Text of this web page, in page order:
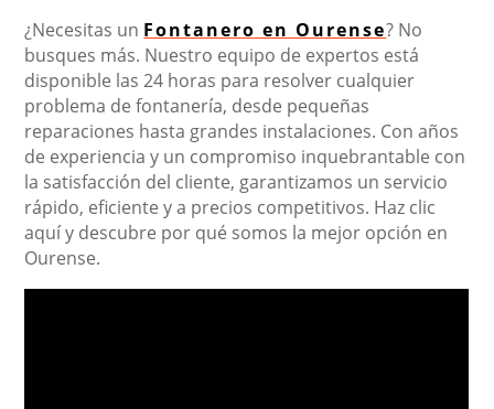
¿Necesitas un Fontanero en Ourense? No
busques más. Nuestro equipo de expertos está
disponible las 24 horas para resolver cualquier
problema de fontanería, desde pequeñas
reparaciones hasta grandes instalaciones. Con años
de experiencia y un compromiso inquebrantable con
la satisfacción del cliente, garantizamos un servicio
rápido, eficiente y a precios competitivos. Haz clic
aquí y descubre por qué somos la mejor opción en
Ourense.